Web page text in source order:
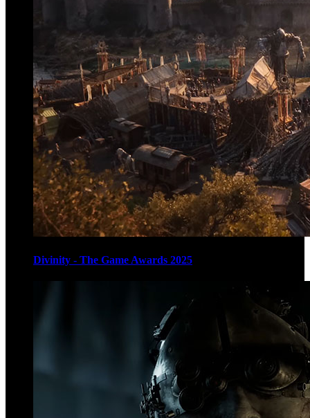
Divinity - The Game Awards 2025